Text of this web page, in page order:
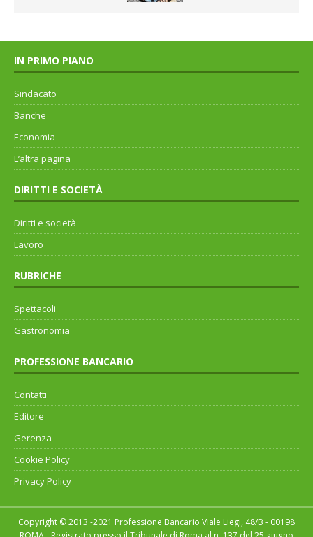
IN PRIMO PIANO
Sindacato
Banche
Economia
L’altra pagina
DIRITTI E SOCIETÀ
Diritti e società
Lavoro
RUBRICHE
Spettacoli
Gastronomia
PROFESSIONE BANCARIO
Contatti
Editore
Gerenza
Cookie Policy
Privacy Policy
Copyright © 2013 -2021 Professione Bancario Viale Liegi, 48/B - 00198